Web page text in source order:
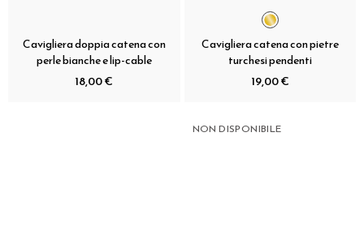
Cavigliera doppia catena con
perle bianche e lip-cable
18,00 €
Cavigliera catena con pietre
turchesi pendenti
19,00 €
NON DISPONIBILE